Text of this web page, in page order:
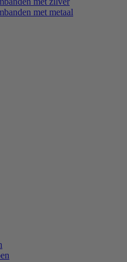
met metaal